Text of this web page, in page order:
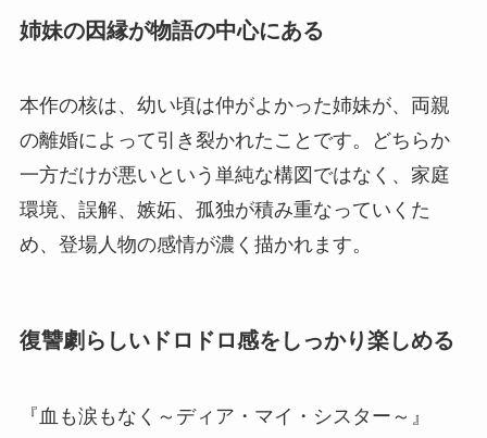
姉妹の因縁が物語の中心にある
本作の核は、幼い頃は仲がよかった姉妹が、両親
の離婚によって引き裂かれたことです。どちらか
一方だけが悪いという単純な構図ではなく、家庭
環境、誤解、嫉妬、孤独が積み重なっていくた
め、登場人物の感情が濃く描かれます。
復讐劇らしいドロドロ感をしっかり楽しめる
『血も涙もなく～ディア・マイ・シスター～』